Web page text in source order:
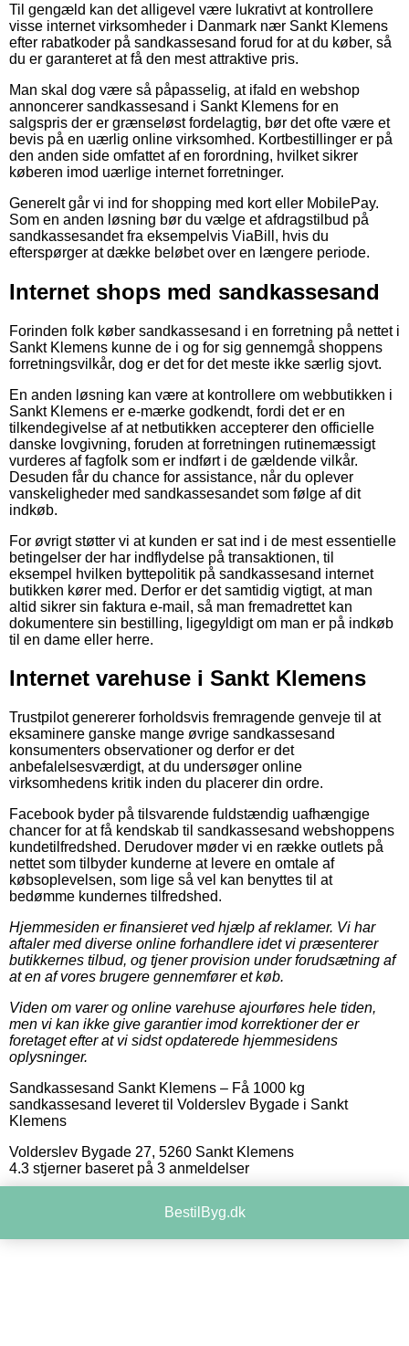
Til gengæld kan det alligevel være lukrativt at kontrollere
visse internet virksomheder i Danmark nær Sankt Klemens
efter rabatkoder på sandkassesand forud for at du køber, så
du er garanteret at få den mest attraktive pris.
Man skal dog være så påpasselig, at ifald en webshop
annoncerer sandkassesand i Sankt Klemens for en
salgspris der er grænseløst fordelagtig, bør det ofte være et
bevis på en uærlig online virksomhed. Kortbestillinger er på
den anden side omfattet af en forordning, hvilket sikrer
køberen imod uærlige internet forretninger.
Generelt går vi ind for shopping med kort eller MobilePay.
Som en anden løsning bør du vælge et afdragstilbud på
sandkassesandet fra eksempelvis ViaBill, hvis du
efterspørger at dække beløbet over en længere periode.
Internet shops med sandkassesand
Forinden folk køber sandkassesand i en forretning på nettet i
Sankt Klemens kunne de i og for sig gennemgå shoppens
forretningsvilkår, dog er det for det meste ikke særlig sjovt.
En anden løsning kan være at kontrollere om webbutikken i
Sankt Klemens er e-mærke godkendt, fordi det er en
tilkendegivelse af at netbutikken accepterer den officielle
danske lovgivning, foruden at forretningen rutinemæssigt
vurderes af fagfolk som er indført i de gældende vilkår.
Desuden får du chance for assistance, når du oplever
vanskeligheder med sandkassesandet som følge af dit
indkøb.
For øvrigt støtter vi at kunden er sat ind i de mest essentielle
betingelser der har indflydelse på transaktionen, til
eksempel hvilken byttepolitik på sandkassesand internet
butikken kører med. Derfor er det samtidig vigtigt, at man
altid sikrer sin faktura e-mail, så man fremadrettet kan
dokumentere sin bestilling, ligegyldigt om man er på indkøb
til en dame eller herre.
Internet varehuse i Sankt Klemens
Trustpilot genererer forholdsvis fremragende genveje til at
eksaminere ganske mange øvrige sandkassesand
konsumenters observationer og derfor er det
anbefalelsesværdigt, at du undersøger online
virksomhedens kritik inden du placerer din ordre.
Facebook byder på tilsvarende fuldstændig uafhængige
chancer for at få kendskab til sandkassesand webshoppens
kundetilfredshed. Derudover møder vi en række outlets på
nettet som tilbyder kunderne at levere en omtale af
købsoplevelsen, som lige så vel kan benyttes til at
bedømme kundernes tilfredshed.
Hjemmesiden er finansieret ved hjælp af reklamer. Vi har
aftaler med diverse online forhandlere idet vi præsenterer
butikkernes tilbud, og tjener provision under forudsætning af
at en af vores brugere gennemfører et køb.
Viden om varer og online varehuse ajourføres hele tiden,
men vi kan ikke give garantier imod korrektioner der er
foretaget efter at vi sidst opdaterede hjemmesidens
oplysninger.
Sandkassesand Sankt Klemens – Få 1000 kg
sandkassesand leveret til Volderslev Bygade i Sankt
Klemens
Volderslev Bygade 27, 5260 Sankt Klemens
4.3 stjerner baseret på 3 anmeldelser
BestilByg.dk